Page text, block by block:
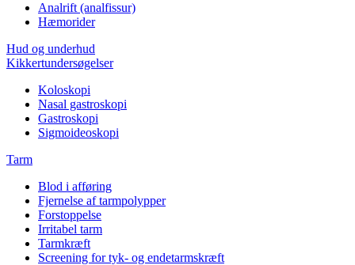
Analrift (analfissur)
Hæmorider
Hud og underhud
Kikkertundersøgelser
Koloskopi
Nasal gastroskopi
Gastroskopi
Sigmoideoskopi
Tarm
Blod i afføring
Fjernelse af tarmpolypper
Forstoppelse
Irritabel tarm
Tarmkræft
Screening for tyk- og endetarmskræft